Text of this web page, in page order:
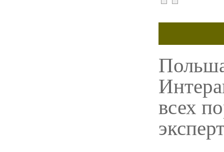
всех